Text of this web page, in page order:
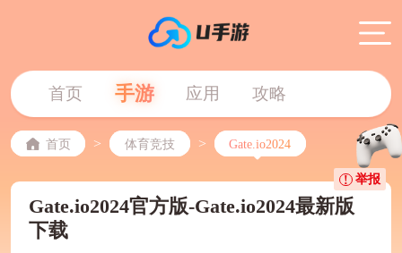
首页 手游 应用 攻略
首页 > 体育竞技 > Gate.io2024
Gate.io2024官方版-Gate.io2024最新版
下载
举报